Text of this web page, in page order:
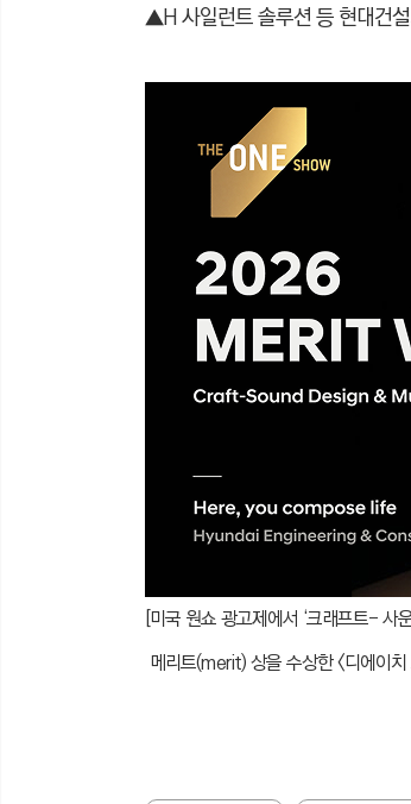
▲H 사일런트 솔루션 등 현대건
[미국 원쇼 광고제에서 ‘크래프트-
메리트(merit) 상을 수상한 <디에이